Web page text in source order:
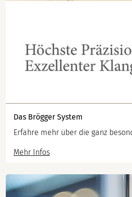
Das Brögger System
Erfahre mehr über die ganz
Mehr Infos